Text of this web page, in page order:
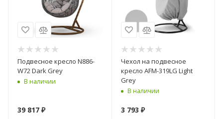
Подвесное кресло N886-
W72 Dark Grey
В наличии
39 817 ₽
Чехол на подвесное
кресло AFM-319LG Light
Grey
В наличии
3 793 ₽